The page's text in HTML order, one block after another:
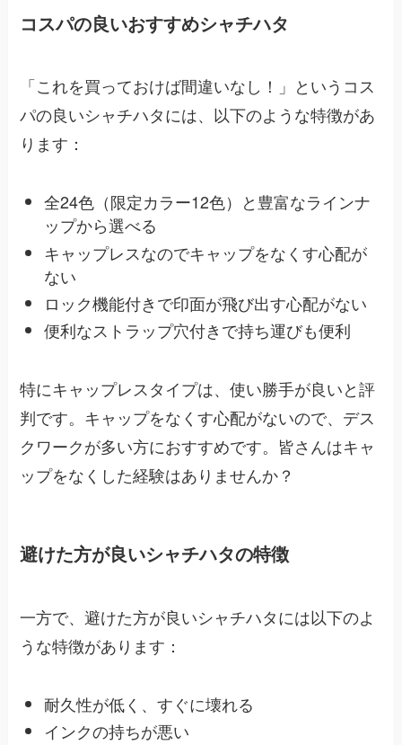
コスパの良いおすすめシャチハタ
「これを買っておけば間違いなし！」というコス
パの良いシャチハタには、以下のような特徴があ
ります：
全24色（限定カラー12色）と豊富なラインナ
ップから選べる
キャップレスなのでキャップをなくす心配が
ない
ロック機能付きで印面が飛び出す心配がない
便利なストラップ穴付きで持ち運びも便利
特にキャップレスタイプは、使い勝手が良いと評
判です。キャップをなくす心配がないので、デス
クワークが多い方におすすめです。皆さんはキャ
ップをなくした経験はありませんか？
避けた方が良いシャチハタの特徴
一方で、避けた方が良いシャチハタには以下のよ
うな特徴があります：
耐久性が低く、すぐに壊れる
インクの持ちが悪い